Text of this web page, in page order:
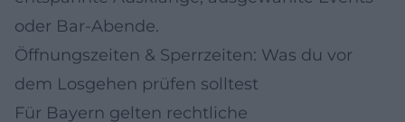
oder Bar-Abende.
Öffnungszeiten & Sperrzeiten: Was du vor
dem Losgehen prüfen solltest
Für Bayern gelten rechtliche